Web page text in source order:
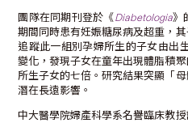
團隊在同期刊登於《 Diabetologia》
期間同時患有妊娠糖尿病及超重，
追蹤此一組別孕婦所生的子女由出
變化，發現子女在童年出現體脂積
所生子女的七倍。研究結果突顯「
潛在長遠影響。
中大醫學院婦產科學系名譽臨床教授